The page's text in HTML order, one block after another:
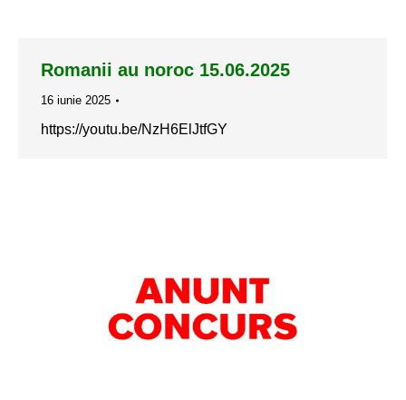
Romanii au noroc 15.06.2025
16 iunie 2025
https://youtu.be/NzH6ElJtfGY